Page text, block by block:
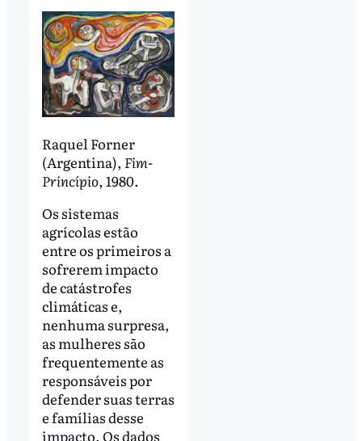
Raquel Forner
(Argentina), Fim-
Princípio, 1980.
Os sistemas
agrícolas estão
entre os primeiros a
sofrerem impacto
de catástrofes
climáticas e,
nenhuma surpresa,
as mulheres são
frequentemente as
responsáveis por
defender suas terras
e famílias desse
impacto. Os dados